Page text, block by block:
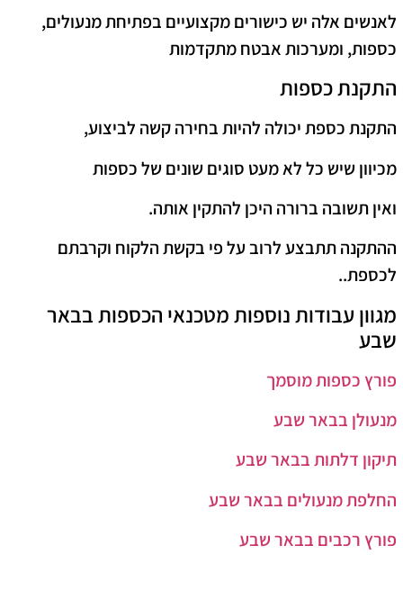
לאנשים אלה יש כישורים מקצועיים בפתיחת מנעולים,
כספות, ומערכות אבטח מתקדמות
התקנת כספות
התקנת כספת יכולה להיות בחירה קשה לביצוע,
מכיוון שיש כל לא מעט סוגים שונים של כספות
ואין תשובה ברורה היכן להתקין אותה.
ההתקנה תתבצע לרוב על פי בקשת הלקוח וקרבתם
לכספת..
מגוון עבודות נוספות מטכנאי הכספות בבאר
שבע
פורץ כספות מוסמך
מנעולן בבאר שבע
תיקון דלתות בבאר שבע
החלפת מנעולים בבאר שבע
פורץ רכבים בבאר שבע